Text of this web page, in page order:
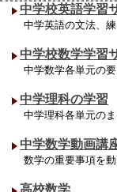
中学校英語学習
中学英語の文法、
中学校数学学習
中学数学各単元の
中学理科の学習
中学理科各単元の
中学数学動画講
数学の重要事項を